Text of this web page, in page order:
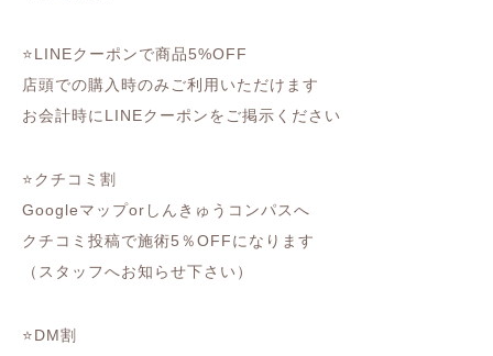
⭐️LINEクーポンで商品5%OFF
店頭での購入時のみご利用いただけます
お会計時にLINEクーポンをご掲示ください
⭐️クチコミ割
Googleマップorしんきゅうコンパスへ
クチコミ投稿で施術5％OFFになります
（スタッフへお知らせ下さい）
⭐️DM割